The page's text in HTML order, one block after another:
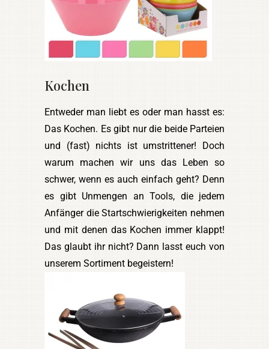
Kochen
Entweder man liebt es oder man hasst es:
Das Kochen. Es gibt nur die beide Parteien
und (fast) nichts ist umstrittener! Doch
warum machen wir uns das Leben so
schwer, wenn es auch einfach geht? Denn
es gibt Unmengen an Tools, die jedem
Anfänger die Startschwierigkeiten nehmen
und mit denen das Kochen immer klappt!
Das glaubt ihr nicht? Dann lasst euch von
unserem Sortiment begeistern!